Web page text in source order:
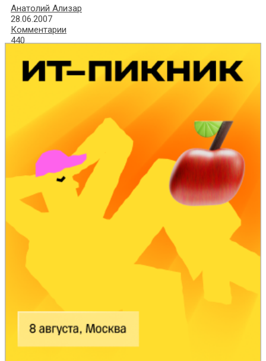
Анатолий Ализар
28.06.2007
Комментарии
440